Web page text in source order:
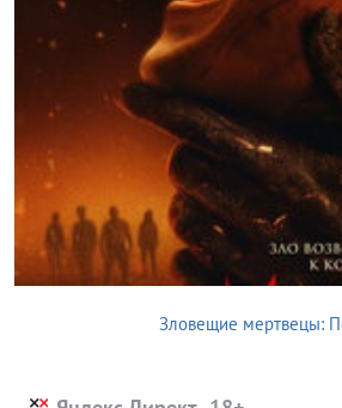
Зловещие мертвецы: